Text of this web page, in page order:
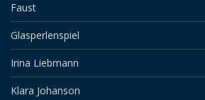
Faust
Glasperlenspiel
Irina Liebmann
Klara Johanson